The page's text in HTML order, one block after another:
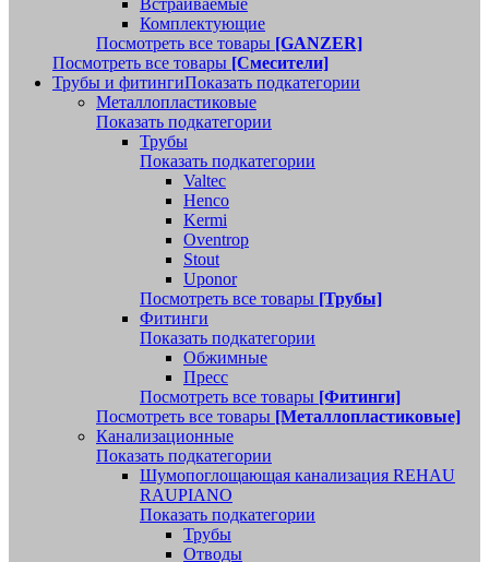
Встраиваемые
Комплектующие
Посмотреть все товары [GANZER]
Посмотреть все товары [Смесители]
Трубы и фитингиПоказать подкатегории
Металлопластиковые
Показать подкатегории
Трубы
Показать подкатегории
Valtec
Henco
Kermi
Oventrop
Stout
Uponor
Посмотреть все товары [Трубы]
Фитинги
Показать подкатегории
Обжимные
Пресс
Посмотреть все товары [Фитинги]
Посмотреть все товары [Металлопластиковые]
Канализационные
Показать подкатегории
Шумопоглощающая канализация REHAU
RAUPIANO
Показать подкатегории
Трубы
Отводы